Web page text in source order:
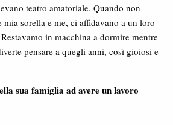
teatro amatoriale. Quando non
mia sorella e me, ci affidavano a un loro
in macchina a dormire mentre
pensare a quegli anni, così gioiosi e
sua famiglia ad avere un lavoro